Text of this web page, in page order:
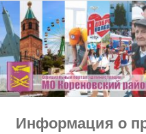
Перейти
к
содержимому
Информация о